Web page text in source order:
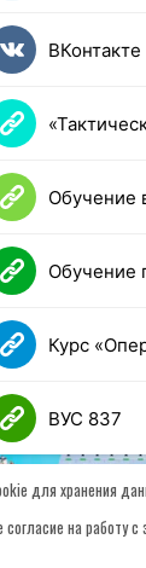
задач
регионе
в том числе и с
(7 ледоколов с
обеспечения
И
Указано общее
Федерации.
для хранения
на работу
ВКонтакте
Обучение
Курс
ВУС 837